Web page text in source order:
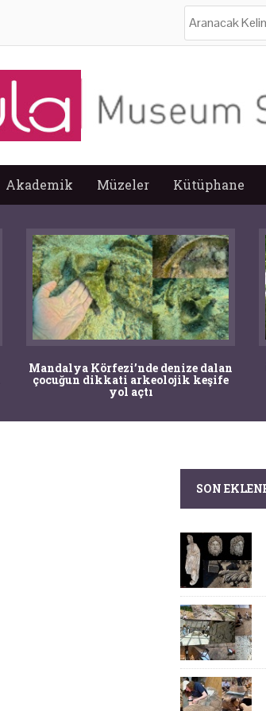
Akademik Müzeler Kütüphane
Mandalya Körfezi’nde denize dalan
çocuğun dikkati arkeolojik keşife
yol açtı
SON